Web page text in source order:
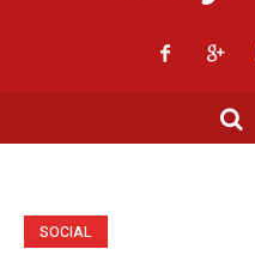
SOCIAL